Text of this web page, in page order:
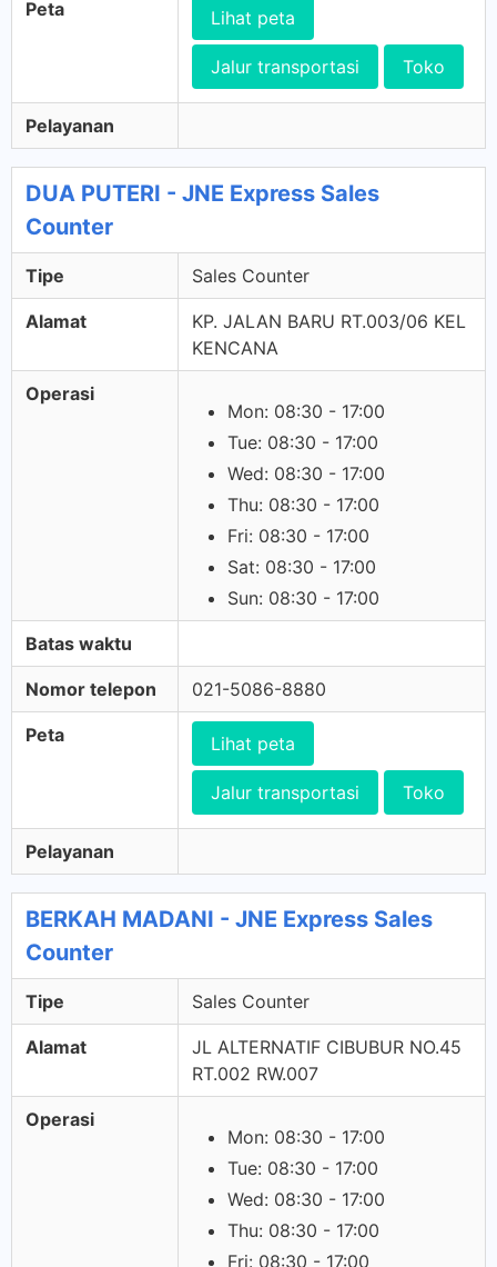
Peta Lihat peta
Jalur transportasi Toko
Pelayanan
DUA PUTERI - JNE Express Sales
Counter
Tipe Sales Counter
Alamat
KP. JALAN BARU RT.003/06 KEL
KENCANA
Operasi
Mon: 08:30 - 17:00
Tue: 08:30 - 17:00
Wed: 08:30 - 17:00
Thu: 08:30 - 17:00
Fri: 08:30 - 17:00
Sat: 08:30 - 17:00
Sun: 08:30 - 17:00
Batas waktu
Nomor telepon 021-5086-8880
Peta Lihat peta
Jalur transportasi Toko
Pelayanan
BERKAH MADANI - JNE Express Sales
Counter
Tipe Sales Counter
Alamat
JL ALTERNATIF CIBUBUR NO.45
RT.002 RW.007
Operasi
Mon: 08:30 - 17:00
Tue: 08:30 - 17:00
Wed: 08:30 - 17:00
Thu: 08:30 - 17:00
Fri: 08:30 - 17:00